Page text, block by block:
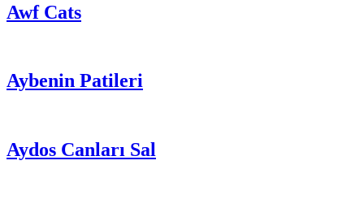
Awf Cats
Aybenin Patileri
Aydos Canları Sal